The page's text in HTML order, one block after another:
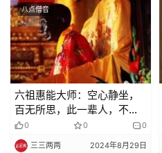
八点僧音
六祖惠能大师：空心静坐，
百无所思，此一辈人，不可
与语，为邪见故 ！
0 0 0
三三两两 2024年8月29日